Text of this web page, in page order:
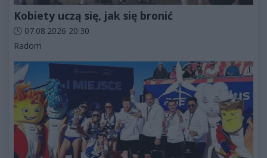
Kobiety uczą się, jak się bronić
Data dodania artykułu:
07.08.2026 20:30
Kategorie artykułu:
Radom